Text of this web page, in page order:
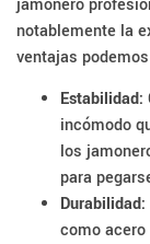
jamonero
notablemente la
ventajas
Estabilidad:
incómodo
los
para
Durabilidad:
como